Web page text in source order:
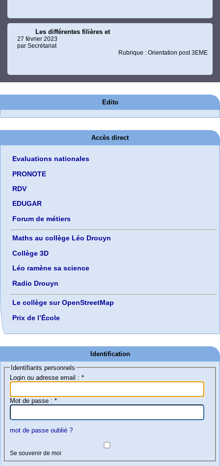
Les différentes filières et
27 février 2023
par Secrétariat
Rubrique : Orientation post 3EME
Edito
Accès direct
Evaluations nationales
PRONOTE
RDV
EDUGAR
Forum de métiers
Maths au collège Léo Drouyn
Collège 3D
Léo ramène sa science
Radio Drouyn
Le collège sur OpenStreetMap
Prix de l’École
Identification
Identifiants personnels
Login ou adresse email : *
Mot de passe : *
mot de passe oublié ?
Se souvenir de moi